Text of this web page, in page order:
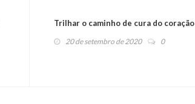
Trilhar o caminho de cura do coração
20 de setembro de 2020 0